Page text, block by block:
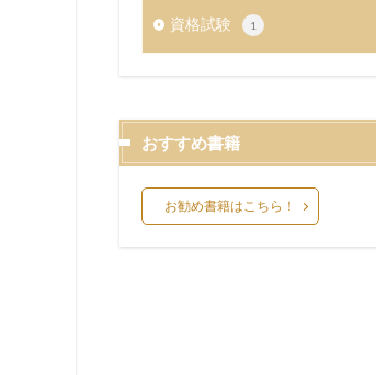
資格試験 1
おすすめ書籍
お勧め書籍はこちら！